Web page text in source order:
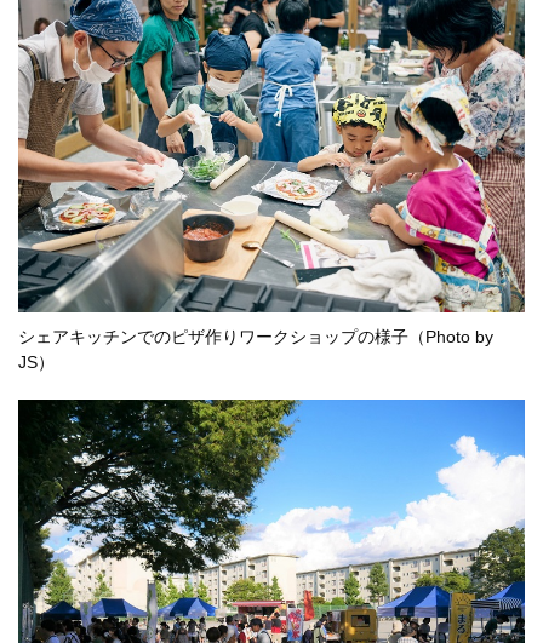
シェアキッチンでのピザ作りワークショップの様子（Photo by
JS）